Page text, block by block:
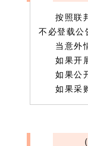
按照联
不必登载公
当意外
如果开
如果公
如果采